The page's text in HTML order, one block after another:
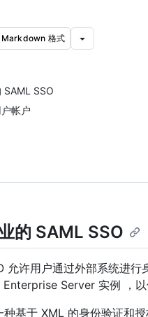
Markdown 格式
SAML SSO
帐户
的 SAML SSO
允许用户通过外部系统进行
Server 实例 ，以
种基于 XML 的身份验证和